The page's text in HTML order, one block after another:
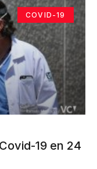
COVID-19
19 en 24